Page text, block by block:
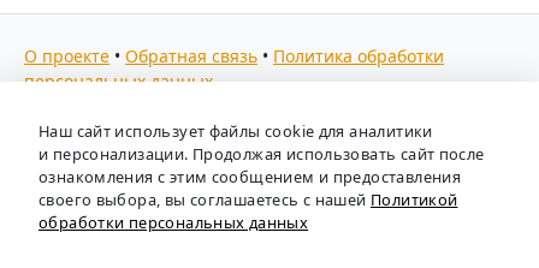
О проекте • Обратная связь • Политика обработки
персональных данных
Мы собираем отзывы, составляем рейтинги и
предоставляем всю информацию о кадровых агентствах
России. Также анализируем ключевые тенденции рынка
труда: отслеживаем динамику зарплат, уровень
безработицы и общую обстановку в отрасли, чтобы вы
Наш сайт использует файлы cookie для аналитики
и персонализации. Продолжая использовать сайт после
ознакомления с этим сообщением и предоставления
своего выбора, вы соглашаетесь с нашей Политикой
обработки персональных данных